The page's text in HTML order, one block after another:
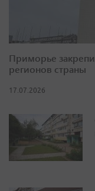
Приморье
регионов страны
17.07.2026